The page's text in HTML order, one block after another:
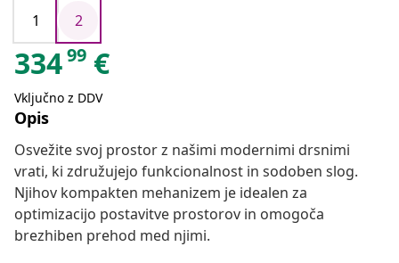
1
2
33499 €
Vključno z DDV
Opis
Osvežite svoj prostor z našimi modernimi drsnimi
vrati, ki združujejo funkcionalnost in sodoben slog.
Njihov kompakten mehanizem je idealen za
optimizacijo postavitve prostorov in omogoča
brezhiben prehod med njimi.